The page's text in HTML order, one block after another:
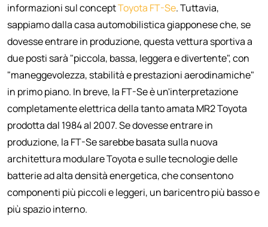
informazioni sul conceptToyota FT-Se. Tuttavia,
sappiamo dalla casa automobilistica giapponese che, se
dovesse entrare in produzione, questa vettura sportiva a
due posti sarà "piccola, bassa, leggera e divertente", con
"maneggevolezza, stabilità e prestazioni aerodinamiche"
in primo piano. In breve, la FT-Se è un'interpretazione
completamente elettrica della tanto amata MR2 Toyota
prodotta dal 1984 al 2007. Se dovesse entrare in
produzione, la FT-Se sarebbe basata sulla nuova
architettura modulare Toyota e sulle tecnologie delle
batterie ad alta densità energetica, che consentono
componenti più piccoli e leggeri, un baricentro più basso e
più spazio interno.